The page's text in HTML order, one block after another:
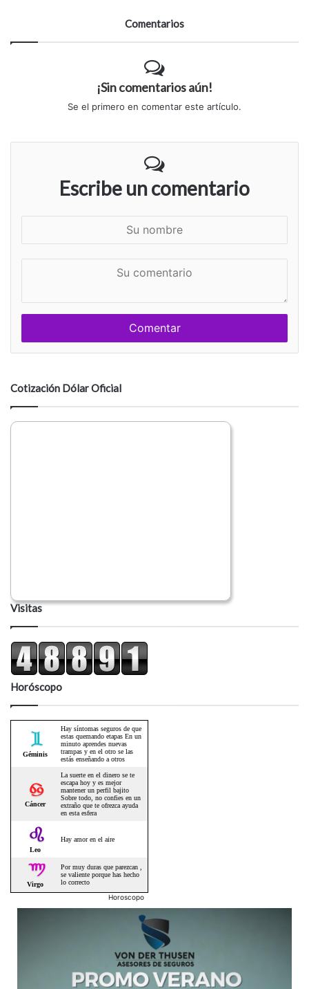
Comentarios
¡Sin comentarios aún!
Se el primero en comentar este artículo.
Escribe un comentario
e
n
a
i
o
Cotización Dólar Oficial
Visitas
Horóscopo
Horoscopo